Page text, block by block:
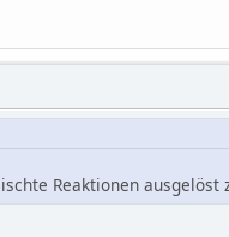
Reaktionen ausgelöst